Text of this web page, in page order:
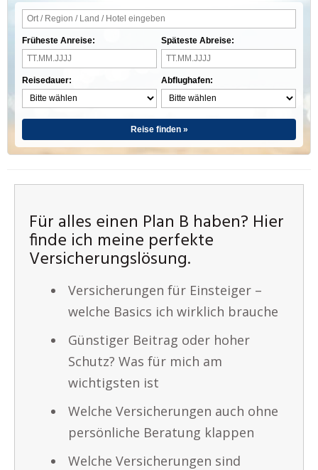
Früheste Anreise:
Reisedauer:
Späteste Abreise:
Abflughafen:
Reise finden »
Für alles einen Plan B haben? Hier
finde ich meine perfekte
Versicherungslösung.
Versicherungen für Einsteiger –
welche Basics ich wirklich brauche
Günstiger Beitrag oder hoher
Schutz? Was für mich am
wichtigsten ist
Welche Versicherungen auch ohne
persönliche Beratung klappen
Welche Versicherungen sind